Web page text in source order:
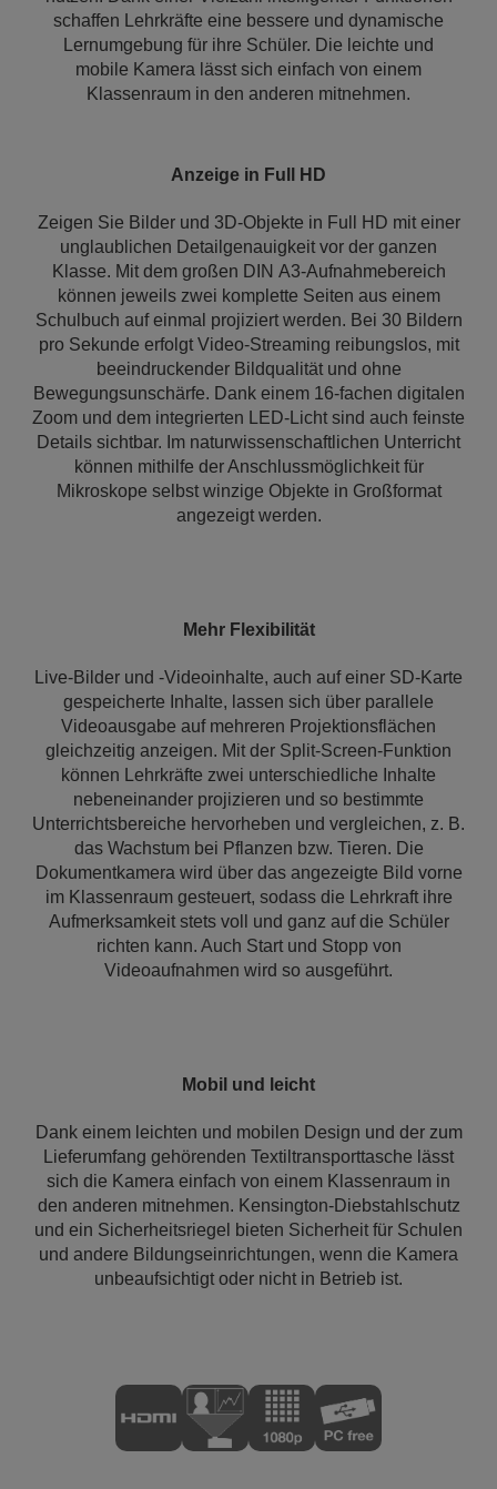
schaffen Lehrkräfte eine bessere und dynamische
Lernumgebung für ihre Schüler. Die leichte und
mobile Kamera lässt sich einfach von einem
Klassenraum in den anderen mitnehmen.
Anzeige in Full HD
Zeigen Sie Bilder und 3D-Objekte in Full HD mit einer
unglaublichen Detailgenauigkeit vor der ganzen
Klasse. Mit dem großen DIN A3-Aufnahmebereich
können jeweils zwei komplette Seiten aus einem
Schulbuch auf einmal projiziert werden. Bei 30 Bildern
pro Sekunde erfolgt Video-Streaming reibungslos, mit
beeindruckender Bildqualität und ohne
Bewegungsunschärfe. Dank einem 16-fachen digitalen
Zoom und dem integrierten LED-Licht sind auch feinste
Details sichtbar. Im naturwissenschaftlichen Unterricht
können mithilfe der Anschlussmöglichkeit für
Mikroskope selbst winzige Objekte in Großformat
angezeigt werden.
Mehr Flexibilität
Live-Bilder und ‑Videoinhalte, auch auf einer SD-Karte
gespeicherte Inhalte, lassen sich über parallele
Videoausgabe auf mehreren Projektionsflächen
gleichzeitig anzeigen. Mit der Split-Screen-Funktion
können Lehrkräfte zwei unterschiedliche Inhalte
nebeneinander projizieren und so bestimmte
Unterrichtsbereiche hervorheben und vergleichen, z. B.
das Wachstum bei Pflanzen bzw. Tieren. Die
Dokumentkamera wird über das angezeigte Bild vorne
im Klassenraum gesteuert, sodass die Lehrkraft ihre
Aufmerksamkeit stets voll und ganz auf die Schüler
richten kann. Auch Start und Stopp von
Videoaufnahmen wird so ausgeführt.
Mobil und leicht
Dank einem leichten und mobilen Design und der zum
Lieferumfang gehörenden Textiltransporttasche lässt
sich die Kamera einfach von einem Klassenraum in
den anderen mitnehmen. Kensington-Diebstahlschutz
und ein Sicherheitsriegel bieten Sicherheit für Schulen
und andere Bildungseinrichtungen, wenn die Kamera
unbeaufsichtigt oder nicht in Betrieb ist.